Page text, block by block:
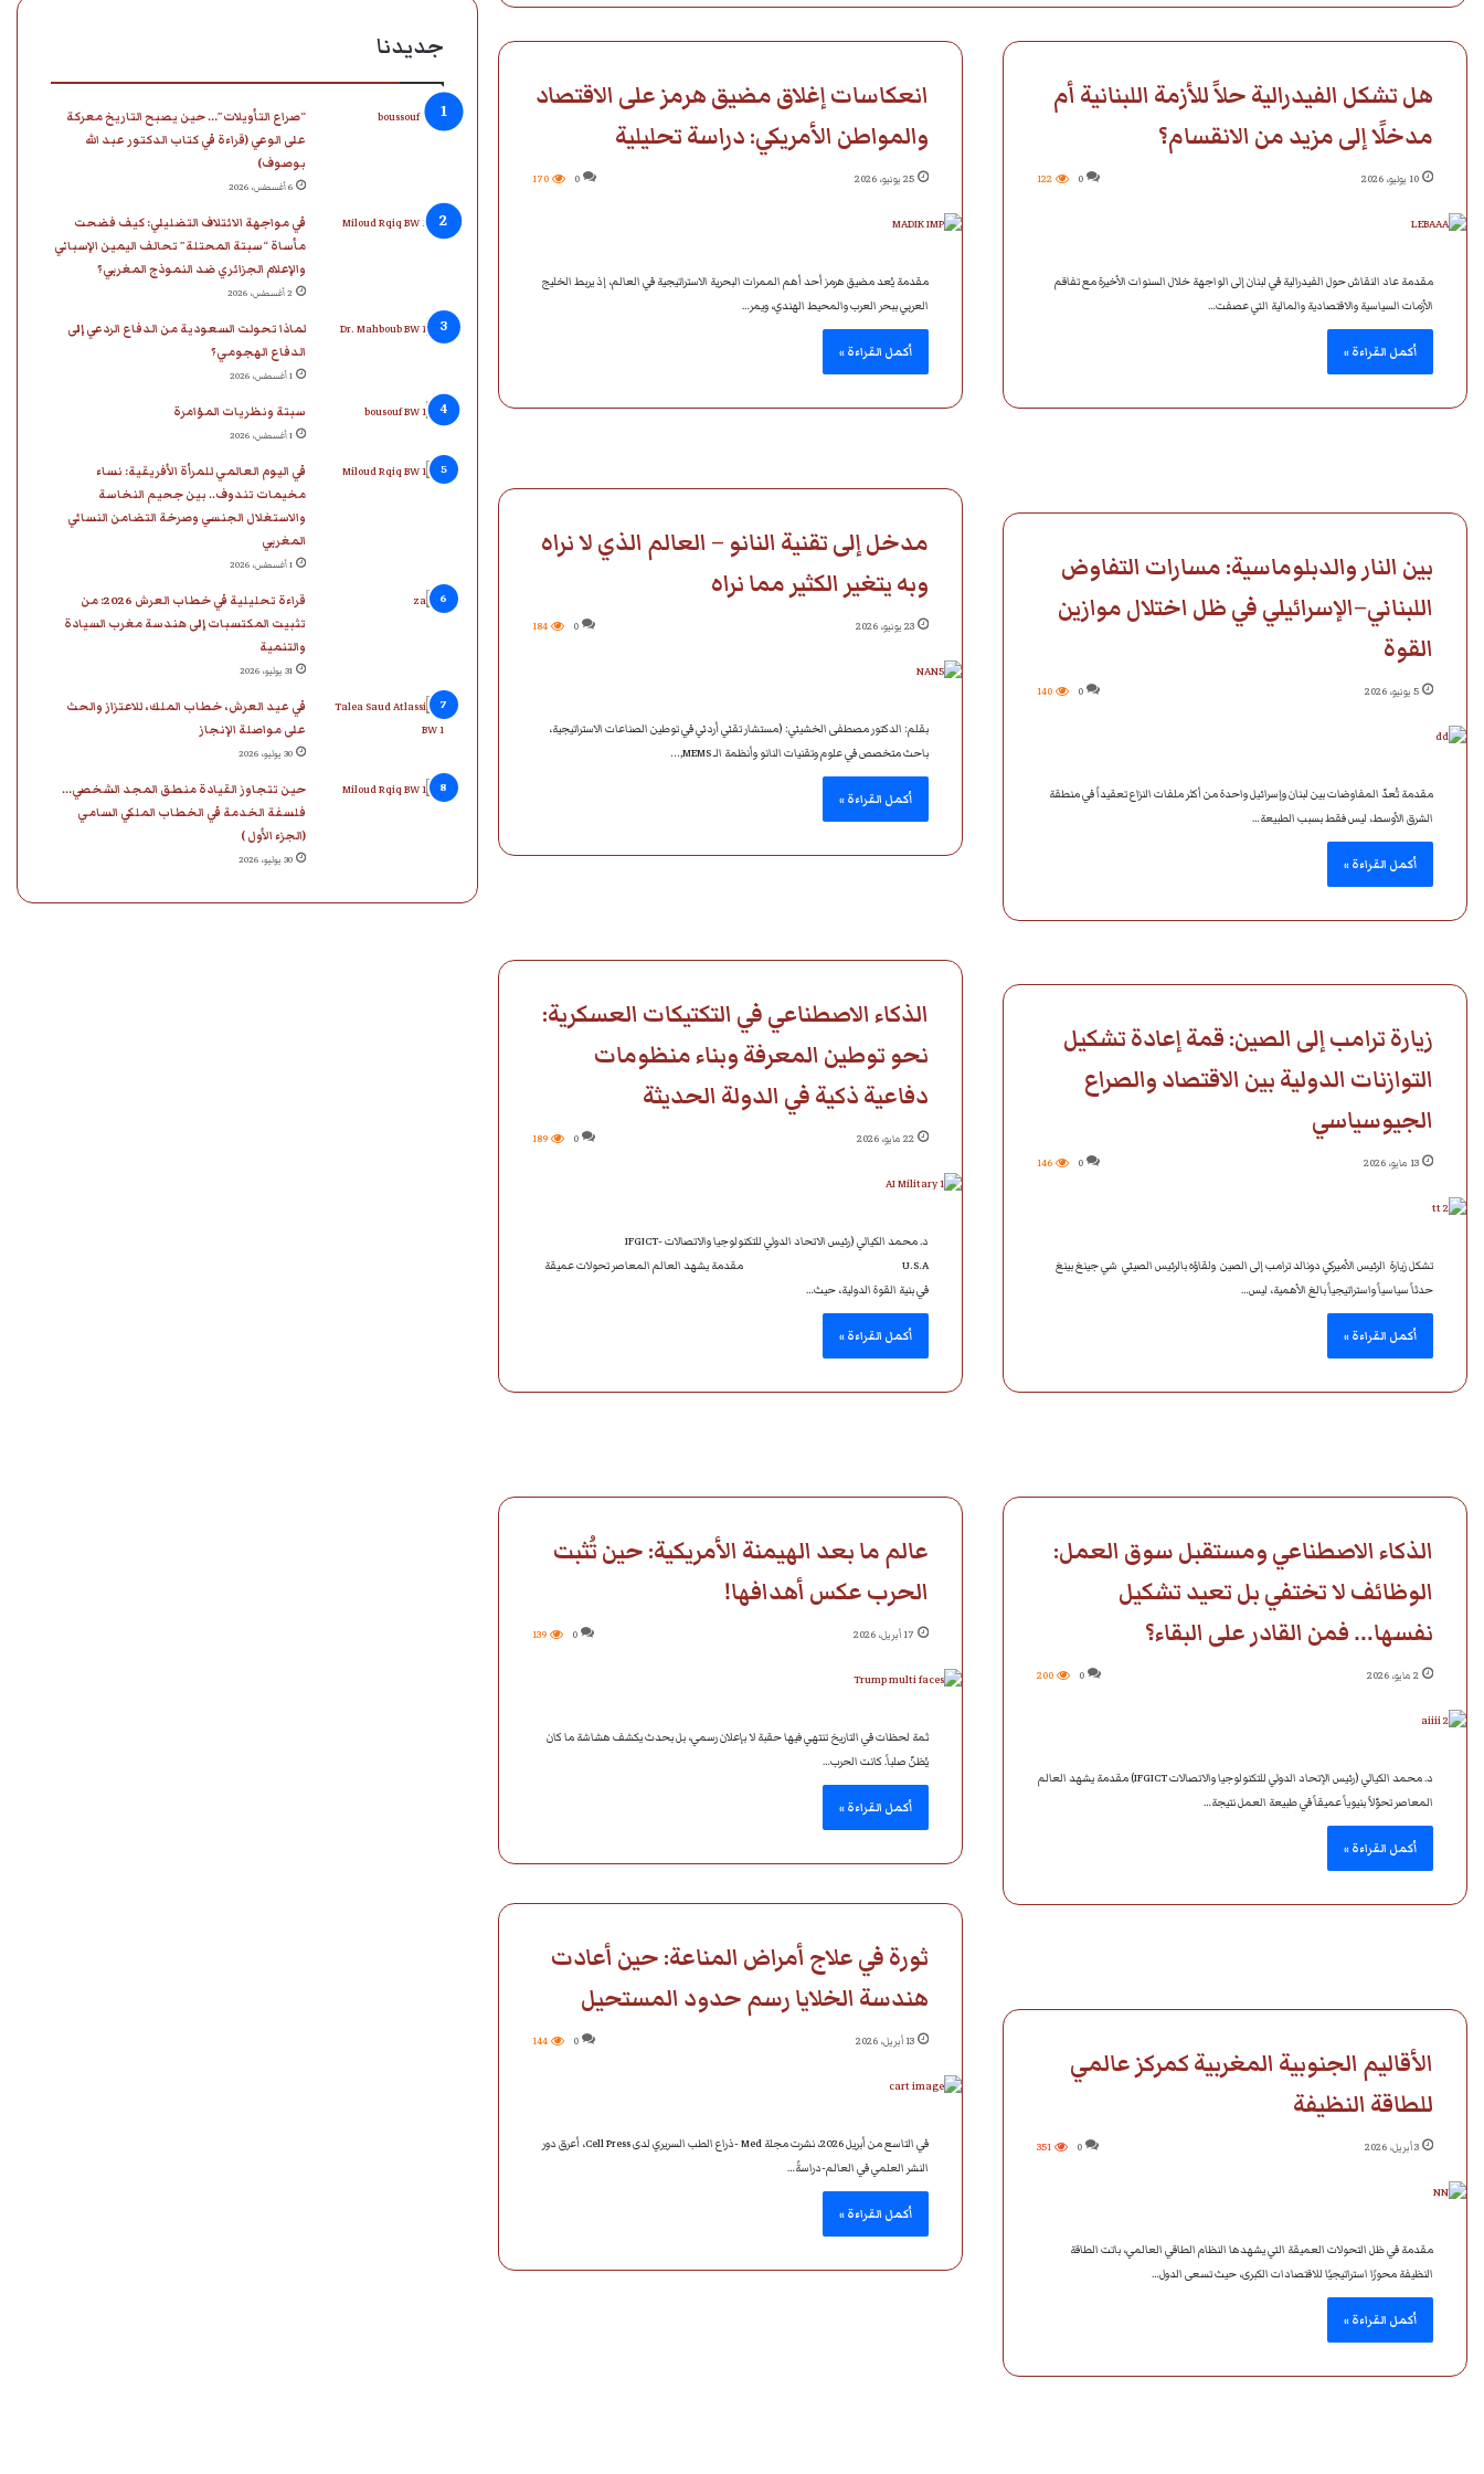
هل تشكل الفيدرالية حلاً للأزمة اللبنانية أم
مدخلًا إلى مزيد من الانقسام؟
10 يوليو، 2026 0
122
مقدمة عاد النقاش حول الفيدرالية في لبنان إلى الواجهة خلال السنوات الأخيرة مع تفاقم
الأزمات السياسية والاقتصادية والمالية التي عصفت…
أكمل القراءة »
انعكاسات إغلاق مضيق هرمز على الاقتصاد
والمواطن الأمريكي: دراسة تحليلية
25 يونيو، 2026 0
170
مقدمة يُعد مضيق هرمز أحد أهم الممرات البحرية الاستراتيجية في العالم، إذ يربط الخليج
العربي ببحر العرب والمحيط الهندي، ويمر…
أكمل القراءة »
مدخل إلى تقنية النانو – العالم الذي لا نراه
وبه يتغير الكثير مما نراه
23 يونيو، 2026 0
184
بقلم: الدكتور مصطفى الخشيني: (مستشار تقني أردني في توطين الصناعات الاستراتيجية،
باحث متخصص في علوم وتقنيات النانو وأنظمة الـ MEMS,…
أكمل القراءة »
بين النار والدبلوماسية: مسارات التفاوض
اللبناني–الإسرائيلي في ظل اختلال موازين
القوة
5 يونيو، 2026 0
140
مقدمة تُعدّ المفاوضات بين لبنان وإسرائيل واحدة من أكثر ملفات النزاع تعقيداً في منطقة
الشرق الأوسط، ليس فقط بسبب الطبيعة…
أكمل القراءة »
الذكاء الاصطناعي في التكتيكات العسكرية:
نحو توطين المعرفة وبناء منظومات
دفاعية ذكية في الدولة الحديثة
22 مايو، 2026 0
189
د. محمد الكيالي (رئيس الاتحاد الدولي للتكنولوجيا والاتصالات IFGICT-
U.S.A مقدمة يشهد العالم المعاصر تحولات عميقة
في بنية القوة الدولية، حيث…
أكمل القراءة »
زيارة ترامب إلى الصين: قمة إعادة تشكيل
التوازنات الدولية بين الاقتصاد والصراع
الجيوسياسي
13 مايو، 2026 0
146
تشكل زيارة الرئيس الأميركي دونالد ترامب إلى الصين ولقاؤه بالرئيس الصيني شي جينغ بينغ
حدثاً سياسياً واستراتيجياً بالغ الأهمية، ليس…
أكمل القراءة »
الذكاء الاصطناعي ومستقبل سوق العمل:
الوظائف لا تختفي بل تعيد تشكيل
نفسها… فمن القادر على البقاء؟
2 مايو، 2026 0
200
د. محمد الكيالي (رئيس الإتحاد الدولي للتكنولوجيا والاتصالات IFGICT) مقدمة يشهد العالم
المعاصر تحوّلاً بنيوياً عميقاً في طبيعة العمل نتيجة…
أكمل القراءة »
عالم ما بعد الهيمنة الأمريكية: حين تُثبت
الحرب عكس أهدافها!
17 أبريل، 2026 0
139
ثمة لحظات في التاريخ تنتهي فيها حقبة لا بإعلان رسمي، بل بحدث يكشف هشاشة ما كان
يُظنّ صلباً. كانت الحرب…
أكمل القراءة »
ثورة في علاج أمراض المناعة: حين أعادت
هندسة الخلايا رسم حدود المستحيل
13 أبريل، 2026 0
144
في التاسع من أبريل 2026، نشرت مجلة Med -ذراع الطب السريري لدى Cell Press، أعرق دور
النشر العلمي في العالم-دراسةً…
أكمل القراءة »
الأقاليم الجنوبية المغربية كمركز عالمي
للطاقة النظيفة
3 أبريل، 2026 0
351
مقدمة في ظل التحولات العميقة التي يشهدها النظام الطاقي العالمي، باتت الطاقة
النظيفة محورًا استراتيجيًا للاقتصادات الكبرى، حيث تسعى الدول…
أكمل القراءة »
و
ك
د
إ
ن
T
u
ق
ر
ر
ا
ا
ب
جديدنا
“صراع التأويلات”… حين يصبح التاريخ معركة
على الوعي (قراءة في كتاب الدكتور عبد الله
بوصوف)
6 أغسطس، 2026
في مواجهة الائتلاف التضليلي: كيف فضحت
مأساة “سبتة المحتلة” تحالف اليمين الإسباني
والإعلام الجزائري ضد النموذج المغربي؟
2 أغسطس، 2026
لماذا تحولت السعودية من الدفاع الردعي إلى
الدفاع الهجومي؟
1 أغسطس، 2026
سبتة ونظريات المؤامرة
1 أغسطس، 2026
في اليوم العالمي للمرأة الأفريقية: نساء
مخيمات تندوف.. بين جحيم النخاسة
والاستغلال الجنسي وصرخة التضامن النسائي
المغربي
1 أغسطس، 2026
قراءة تحليلية في خطاب العرش 2026: من
تثبيت المكتسبات إلى هندسة مغرب السيادة
والتنمية
31 يوليو، 2026
في عيد العرش، خطاب الملك، للاعتزاز والحث
على مواصلة الإنجاز
30 يوليو، 2026
حين تتجاوز القيادة منطق المجد الشخصي…
فلسفة الخدمة في الخطاب الملكي السامي
(الجزء الأول )
30 يوليو، 2026